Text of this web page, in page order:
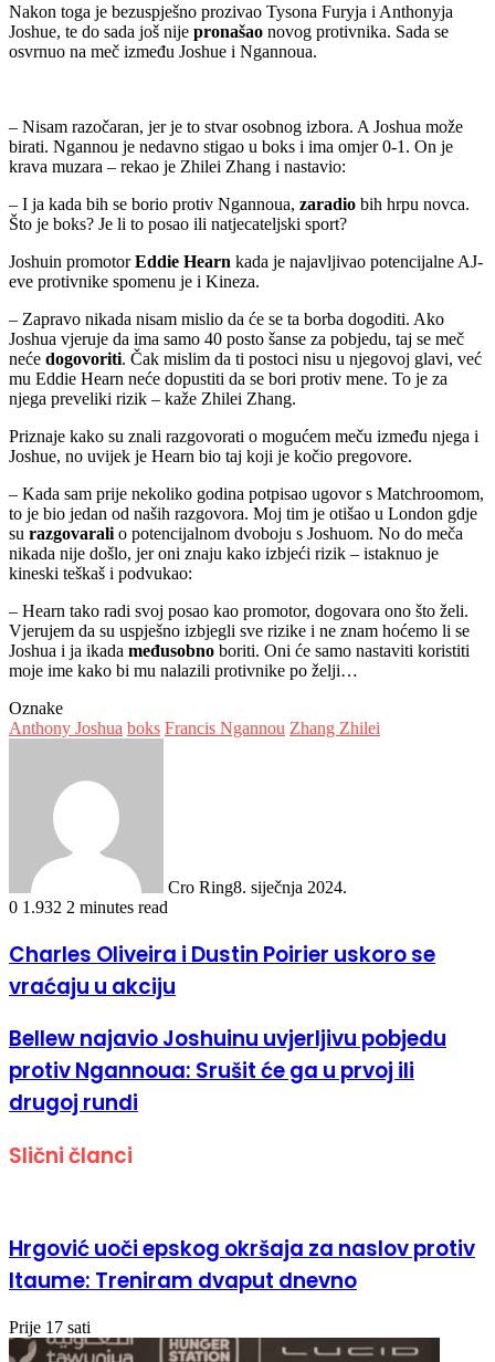
Nakon toga je bezuspješno prozivao Tysona Furyja i Anthonyja
Joshue, te do sada još nije pronašao novog protivnika. Sada se
osvrnuo na meč između Joshue i Ngannoua.
– Nisam razočaran, jer je to stvar osobnog izbora. A Joshua može
birati. Ngannou je nedavno stigao u boks i ima omjer 0-1. On je
krava muzara – rekao je Zhilei Zhang i nastavio:
– I ja kada bih se borio protiv Ngannoua, zaradio bih hrpu novca.
Što je boks? Je li to posao ili natjecateljski sport?
Joshuin promotorEddie Hearn kada je najavljivao potencijalne AJ-
eve protivnike spomenu je i Kineza.
– Zapravo nikada nisam mislio da će se ta borba dogoditi. Ako
Joshua vjeruje da ima samo 40 posto šanse za pobjedu, taj se meč
neće dogovoriti. Čak mislim da ti postoci nisu u njegovoj glavi, već
mu Eddie Hearn neće dopustiti da se bori protiv mene. To je za
njega preveliki rizik – kaže Zhilei Zhang.
Priznaje kako su znali razgovorati o mogućem meču između njega i
Joshue, no uvijek je Hearn bio taj koji je kočio pregovore.
– Kada sam prije nekoliko godina potpisao ugovor s Matchroomom,
to je bio jedan od naših razgovora. Moj tim je otišao u London gdje
su razgovarali o potencijalnom dvoboju s Joshuom. No do meča
nikada nije došlo, jer oni znaju kako izbjeći rizik – istaknuo je
kineski teškaš i podvukao:
– Hearn tako radi svoj posao kao promotor, dogovara ono što želi.
Vjerujem da su uspješno izbjegli sve rizike i ne znam hoćemo li se
Joshua i ja ikada međusobno boriti. Oni će samo nastaviti koristiti
moje ime kako bi mu nalazili protivnike po želji…
Oznake
Anthony Joshua boks Francis Ngannou Zhang Zhilei
Cro Ring8. siječnja 2024.
0 1.932 2 minutes read
Charles Oliveira i Dustin Poirier uskoro se
vraćaju u akciju
Bellew najavio Joshuinu uvjerljivu pobjedu
protiv Ngannoua: Srušit će ga u prvoj ili
drugoj rundi
Slični članci
Hrgović uoči epskog okršaja za naslov protiv
Itaume: Treniram dvaput dnevno
Prije 17 sati